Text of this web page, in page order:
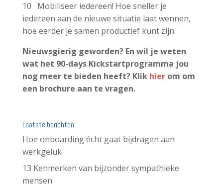
10 Mobiliseer iedereen! Hoe sneller je
iedereen aan de nieuwe situatie laat wennen,
hoe eerder je samen productief kunt zijn.
Nieuwsgierig geworden? En wil je weten
wat het 90-days Kickstartprogramma jou
nog meer te bieden heeft? Klik hierom om
een brochure aan te vragen.
Laatste berichten
Hoe onboarding écht gaat bijdragen aan
werkgeluk
13 Kenmerken van bijzonder sympathieke
mensen